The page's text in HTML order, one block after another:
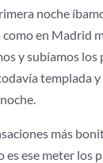
noche
en Madrid
y subíamos
templada
más
es ese meter los